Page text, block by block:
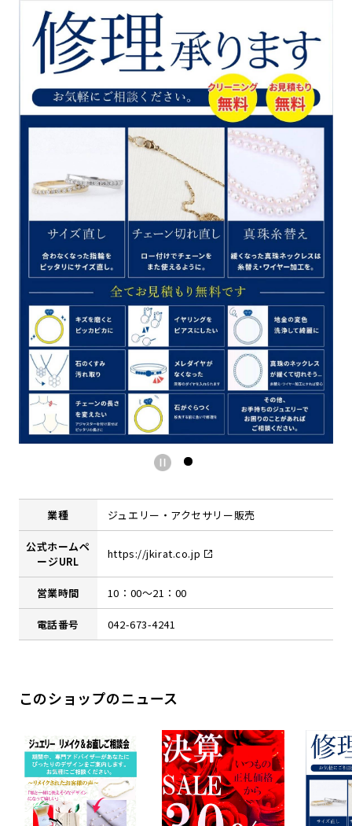
業種 ジュエリー・アクセサリー販売
公式ホームペ
ージURL
https://jkirat.co.jp
営業時間 10：00～21：00
電話番号 042-673-4241
このショップのニュース